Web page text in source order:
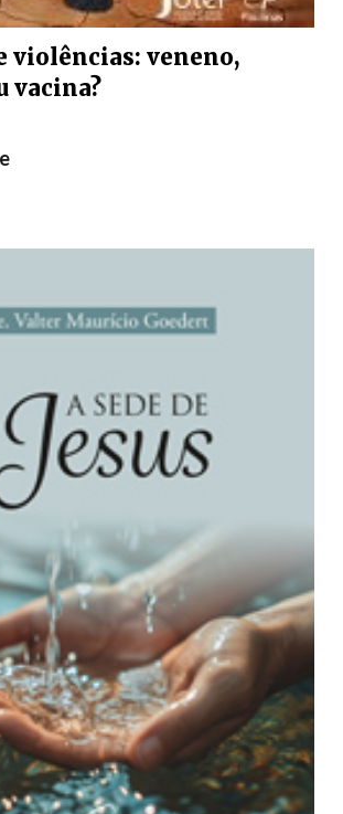
violências: veneno,
vacina?